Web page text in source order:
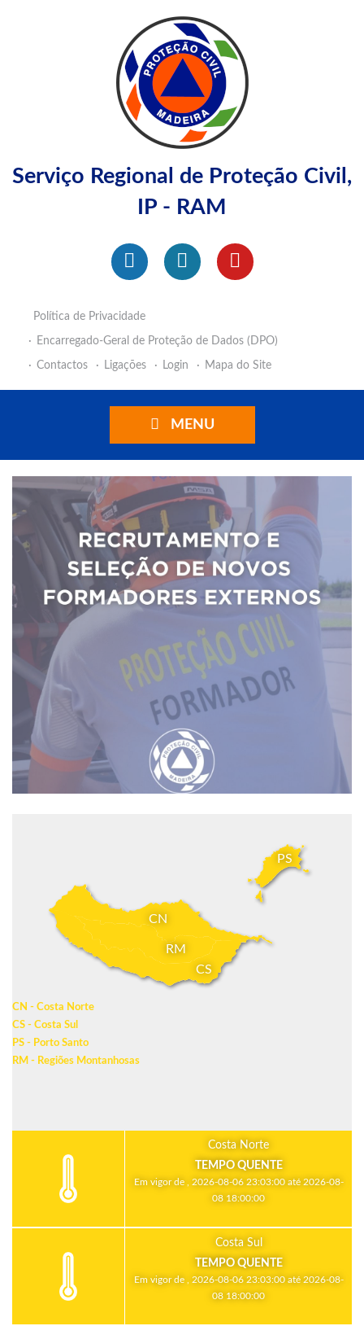
Serviço Regional de Proteção Civil,
IP - RAM
Política de Privacidade
Encarregado-Geral de Proteção de Dados (DPO)
Contactos
Ligações Login Mapa do Site
MENU
CN
CS
PS
RM
CN - Costa Norte
CS - Costa Sul
PS - Porto Santo
RM - Regiões Montanhosas
Costa Norte
TEMPO QUENTE
Em vigor de , 2026-08-06 23:03:00 até 2026-08-
08 18:00:00
Costa Sul
TEMPO QUENTE
Em vigor de , 2026-08-06 23:03:00 até 2026-08-
08 18:00:00